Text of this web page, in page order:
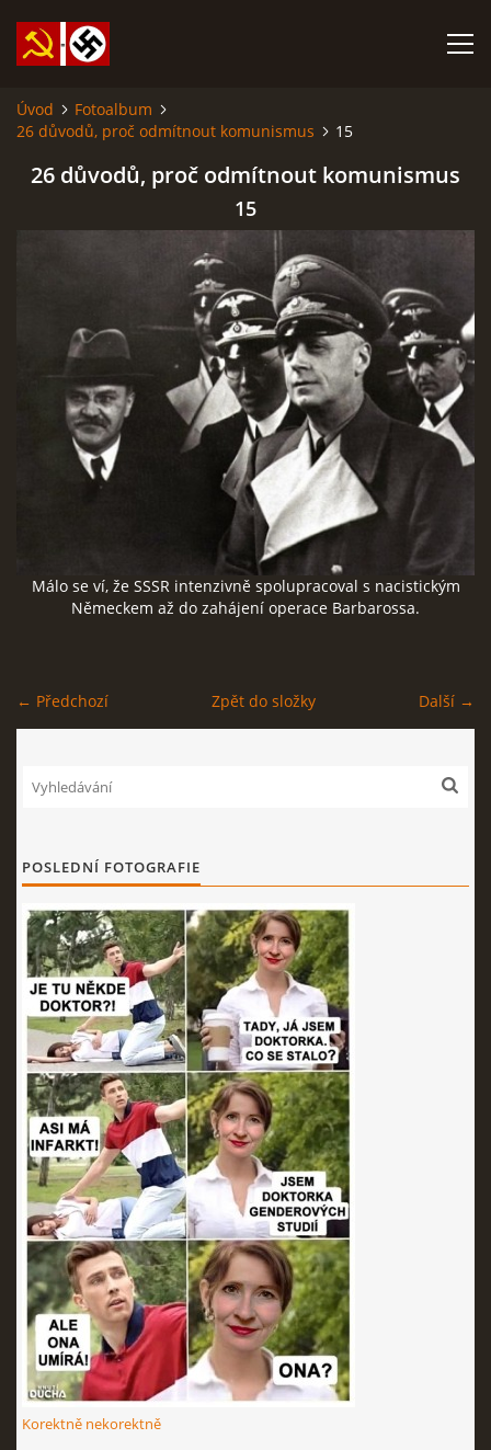
SABATINA JAMES O ISLÁMU A DALŠÍ DŮLEŽITÉ TEXTY
ANARCHISMUS A NEOMARXISMUS
KOMUNISMUS
NACIONÁLNÍ SOCIALISMUS
PROPAGAČNÍ MATERIÁLY A DALŠÍ
Úvod
Fotoalbum
26 důvodů, proč odmítnout komunismus
15
26 důvodů, proč odmítnout komunismus
15
Málo se ví, že SSSR intenzivně spolupracoval s nacistickým
Německem až do zahájení operace Barbarossa.
← Předchozí Další →
Zpět do složky
POSLEDNÍ FOTOGRAFIE
Korektně nekorektně